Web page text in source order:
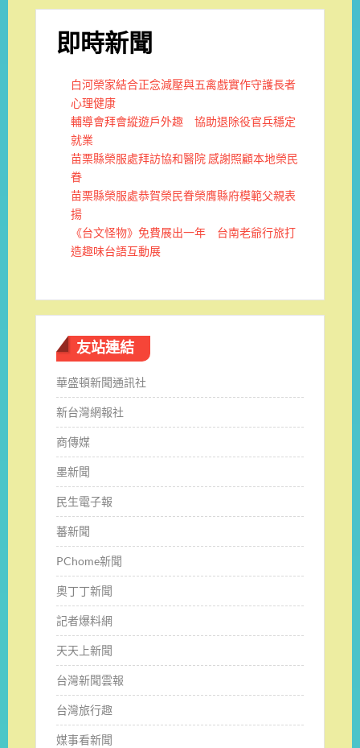
即時新聞
白河榮家結合正念減壓與五禽戲實作守護長者
心理健康
輔導會拜會縱遊戶外趣 協助退除役官兵穩定
就業
苗栗縣榮服處拜訪協和醫院 感謝照顧本地榮民
眷
苗栗縣榮服處恭賀榮民眷榮膺縣府模範父親表
揚
《台文怪物》免費展出一年 台南老爺行旅打
造趣味台語互動展
友站連結
華盛頓新聞通訊社
新台灣網報社
商傳媒
墨新聞
民生電子報
蕃新聞
PChome新聞
奧丁丁新聞
記者爆料網
天天上新聞
台灣新聞雲報
台灣旅行趣
媒事看新聞